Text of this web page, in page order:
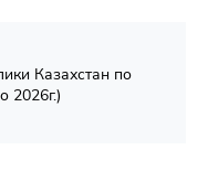
Казахстан по
2026г.)